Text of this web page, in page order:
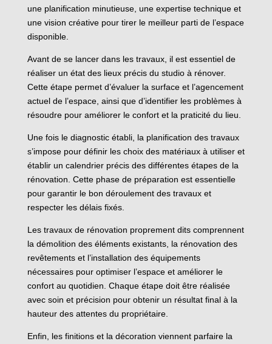
une planification minutieuse, une expertise technique et
une vision créative pour tirer le meilleur parti de l’espace
disponible.
Avant de se lancer dans les travaux, il est essentiel de
réaliser un état des lieux précis du studio à rénover.
Cette étape permet d’évaluer la surface et l’agencement
actuel de l’espace, ainsi que d’identifier les problèmes à
résoudre pour améliorer le confort et la praticité du lieu.
Une fois le diagnostic établi, la planification des travaux
s’impose pour définir les choix des matériaux à utiliser et
établir un calendrier précis des différentes étapes de la
rénovation. Cette phase de préparation est essentielle
pour garantir le bon déroulement des travaux et
respecter les délais fixés.
Les travaux de rénovation proprement dits comprennent
la démolition des éléments existants, la rénovation des
revêtements et l’installation des équipements
nécessaires pour optimiser l’espace et améliorer le
confort au quotidien. Chaque étape doit être réalisée
avec soin et précision pour obtenir un résultat final à la
hauteur des attentes du propriétaire.
Enfin, les finitions et la décoration viennent parfaire la